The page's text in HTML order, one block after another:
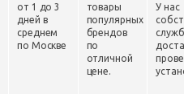
от 1 до 3
дней в
среднем
по Москве
товары
популярных
брендов
по
отличной
цене.
У нас